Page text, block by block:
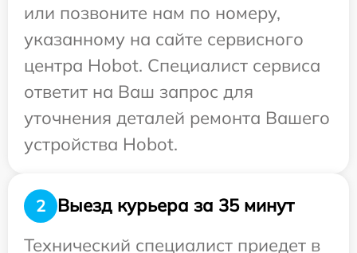
или позвоните нам по номеру,
указанному на сайте сервисного
центра Hobot. Специалист сервиса
ответит на Ваш запрос для
уточнения деталей ремонта Вашего
устройства Hobot.
2
Выезд курьера за 35 минут
Технический специалист приедет в